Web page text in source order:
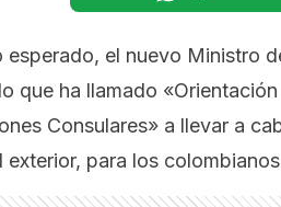
el nuevo Ministro
que ha llamado
Consulares» a llevar a
exterior, para los